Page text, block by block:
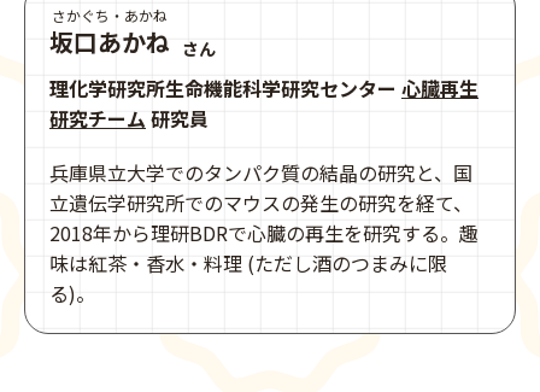
さかぐち・あかね
坂口あかね さん
理化学研究所生命機能科学研究センター 心臓再生
研究チーム 研究員
兵庫県立大学でのタンパク質の結晶の研究と、国
立遺伝学研究所でのマウスの発生の研究を経て、
2018年から理研BDRで心臓の再生を研究する。趣
味は紅茶・香水・料理 (ただし酒のつまみに限
る)。